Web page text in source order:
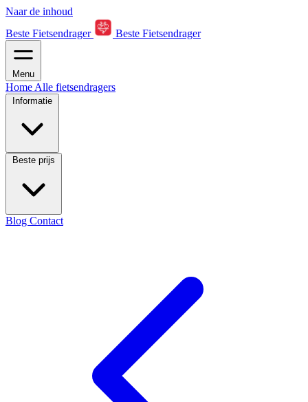
Naar de inhoud
Beste Fietsendrager
Beste Fietsendrager
Menu
Home Alle fietsendragers
Informatie
Beste prijs
Blog Contact